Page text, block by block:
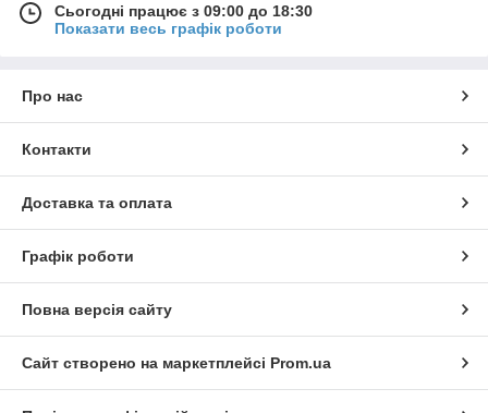
Сьогодні працює з 09:00 до 18:30
Показати весь графік роботи
Про нас
Контакти
Доставка та оплата
Графік роботи
Повна версія сайту
Сайт створено на маркетплейсі Prom.ua